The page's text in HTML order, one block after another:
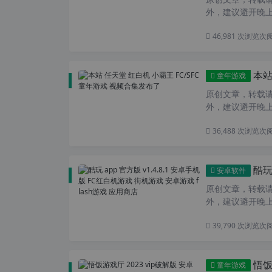
外，建议避开晚
46,981 次浏览次
童年游戏 本
原创文章，转载
外，建议避开晚
36,488 次浏览次
安卓软件 酷玩
原创文章，转载
外，建议避开晚
39,790 次浏览次
童年游戏 悟饭